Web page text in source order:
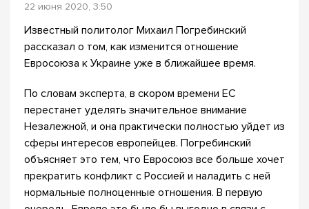
22 июня 2020, 3:50
Известный политолог Михаил Погребинский
рассказал о том, как изменится отношение
Евросоюза к Украине уже в ближайшее время.
По словам эксперта, в скором времени ЕС
перестанет уделять значительное внимание
Незалежной, и она практически полностью уйдет из
сферы интересов европейцев. Погребинский
объясняет это тем, что Евросоюз все больше хочет
прекратить конфликт с Россией и наладить с ней
нормальные полноценные отношения. В первую